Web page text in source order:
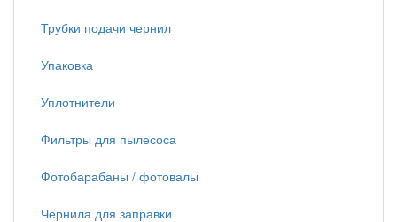
Трубки подачи чернил
Упаковка
Уплотнители
Фильтры для пылесоса
Фотобарабаны / фотовалы
Чернила для заправки